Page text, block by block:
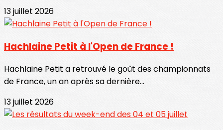
13 juillet 2026
Hachlaine Petit à l'Open de France !
Hachlaine Petit a retrouvé le goût des championnats
de France, un an après sa dernière...
13 juillet 2026